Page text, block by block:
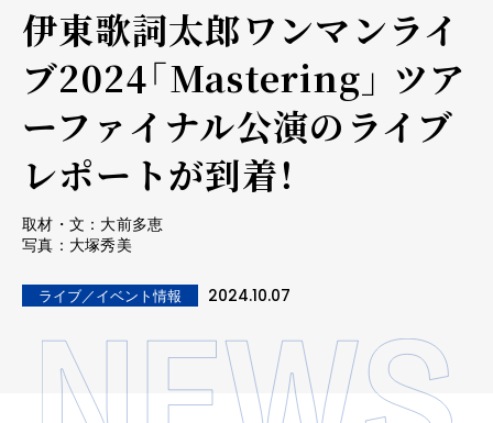
伊東歌詞太郎ワンマンライ
ブ2024「Mastering」 ツア
ーファイナル公演のライブ
レポートが到着！
取材・文：大前多恵
写真：大塚秀美
ライブ／イベント情報 2024.10.07